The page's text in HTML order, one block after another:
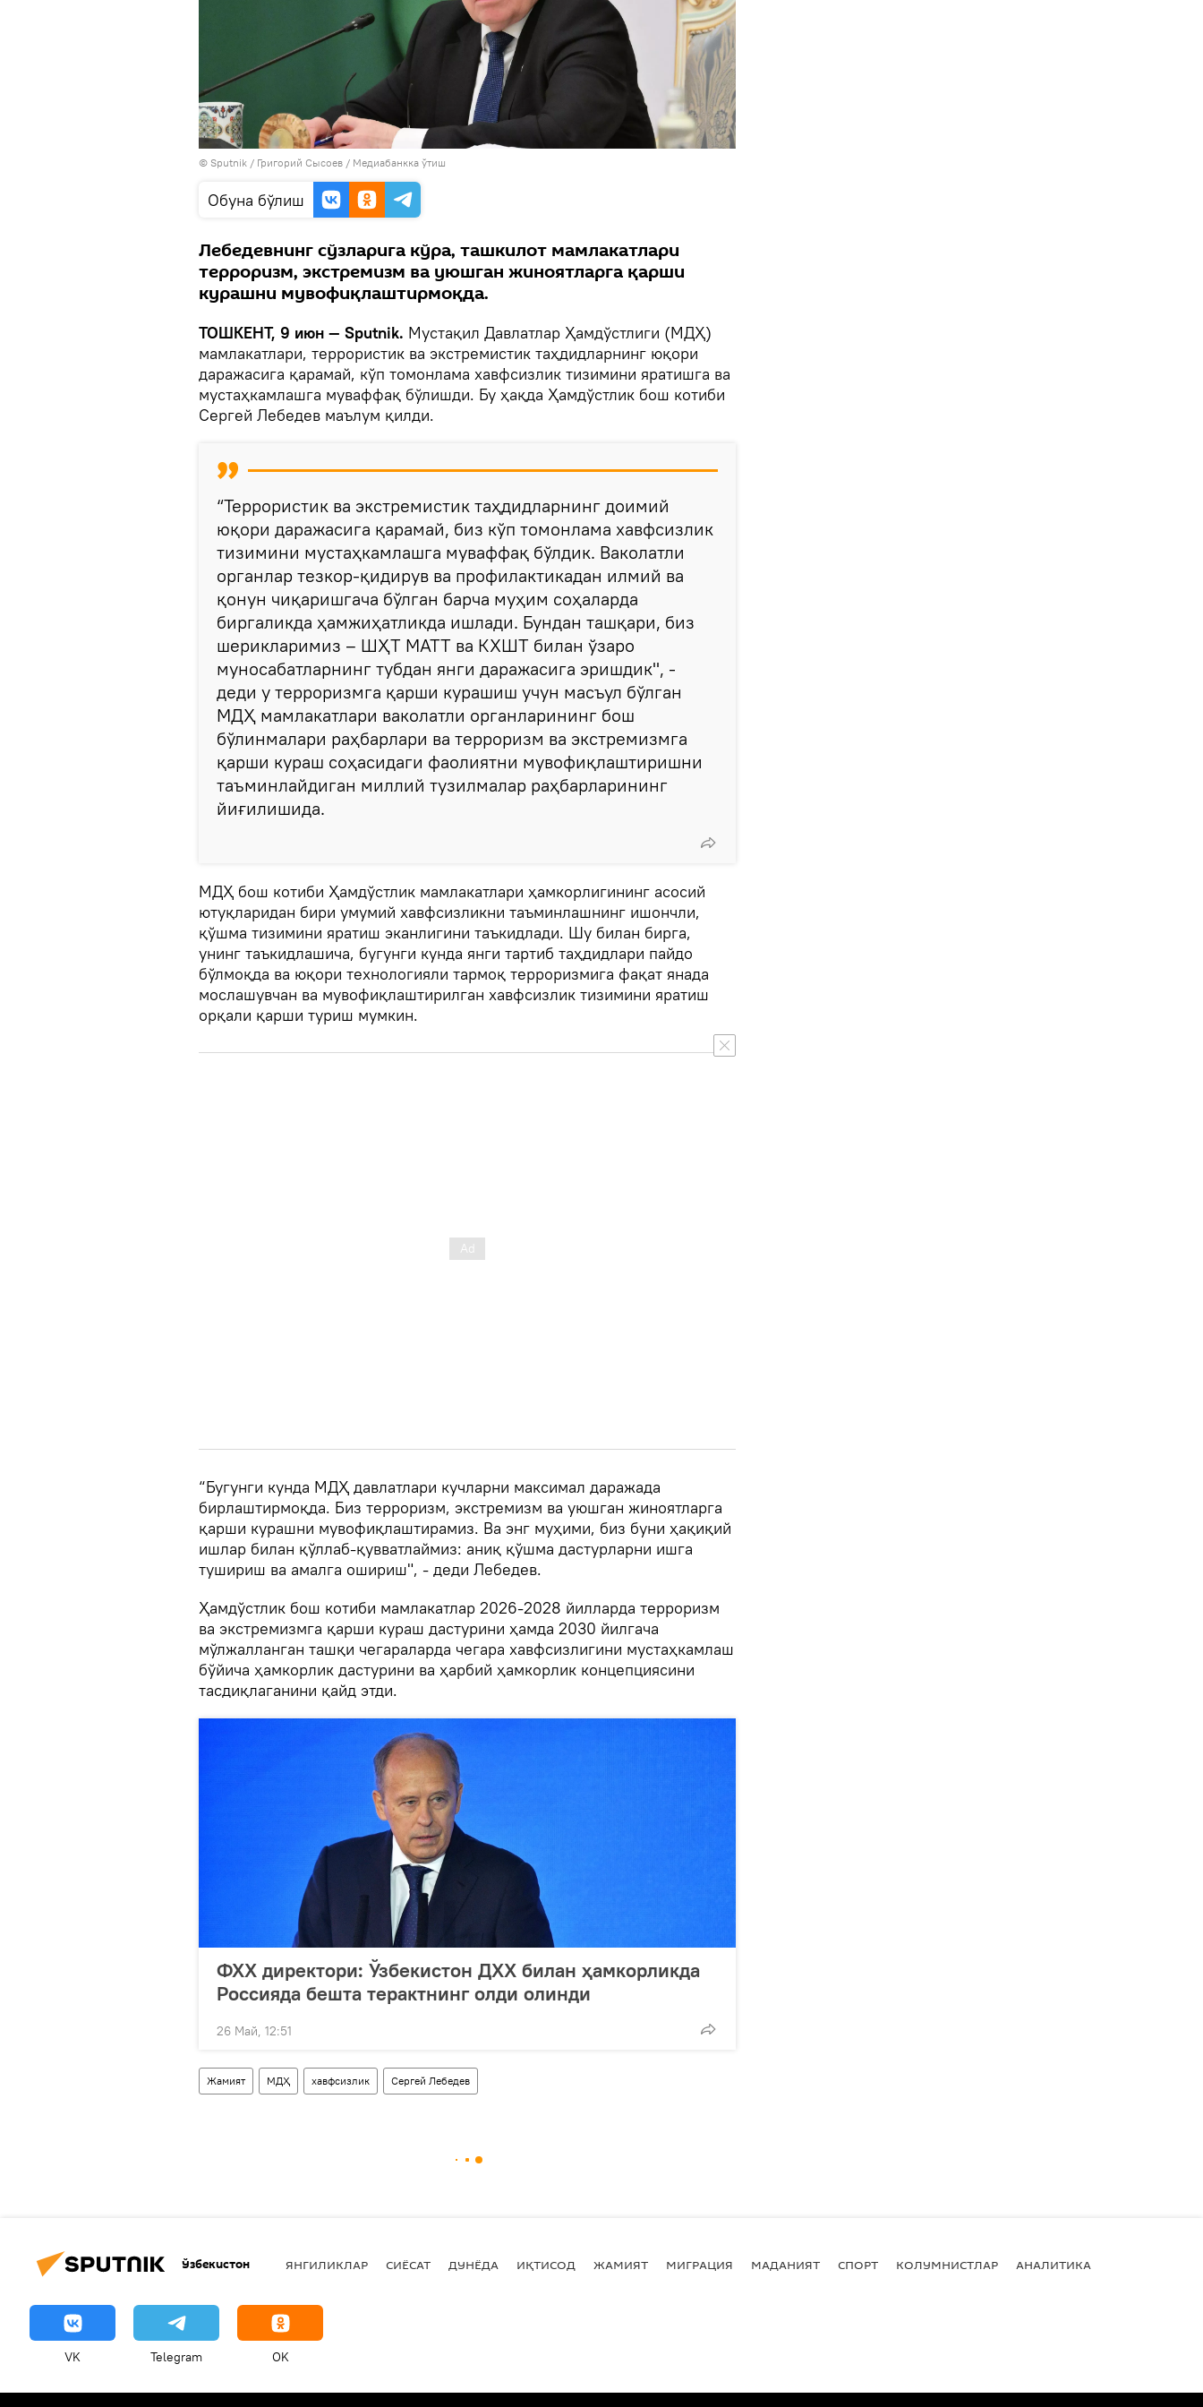
© Sputnik / Григорий Сысоев / Медиабанкка ўтиш
Oбуна бўлиш
Лебедевнинг сўзларига кўра, ташкилот мамлакатлари
терроризм, экстремизм ва уюшган жиноятларга қарши
курашни мувофиқлаштирмоқда.
ТОШКЕНТ, 9 июн — Sputnik. Мустақил Давлатлар Ҳамдўстлиги (МДҲ)
мамлакатлари, террористик ва экстремистик таҳдидларнинг юқори
даражасига қарамай, кўп томонлама хавфсизлик тизимини яратишга ва
мустаҳкамлашга муваффақ бўлишди. Бу ҳақда Ҳамдўстлик бош котиби
Сергей Лебедев маълум қилди.
“Террористик ва экстремистик таҳдидларнинг доимий
юқори даражасига қарамай, биз кўп томонлама хавфсизлик
тизимини мустаҳкамлашга муваффақ бўлдик. Ваколатли
органлар тезкор-қидирув ва профилактикадан илмий ва
қонун чиқаришгача бўлган барча муҳим соҳаларда
биргаликда ҳамжиҳатликда ишлади. Бундан ташқари, биз
шерикларимиз – ШҲТ МАТТ ва КХШТ билан ўзаро
муносабатларнинг тубдан янги даражасига эришдик", -
деди у терроризмга қарши курашиш учун масъул бўлган
МДҲ мамлакатлари ваколатли органларининг бош
бўлинмалари раҳбарлари ва терроризм ва экстремизмга
қарши кураш соҳасидаги фаолиятни мувофиқлаштиришни
таъминлайдиган миллий тузилмалар раҳбарларининг
йиғилишида.
МДҲ бош котиби Ҳамдўстлик мамлакатлари ҳамкорлигининг асосий
ютуқларидан бири умумий хавфсизликни таъминлашнинг ишончли,
қўшма тизимини яратиш эканлигини таъкидлади. Шу билан бирга,
унинг таъкидлашича, бугунги кунда янги тартиб таҳдидлари пайдо
бўлмоқда ва юқори технологияли тармоқ терроризмига фақат янада
мослашувчан ва мувофиқлаштирилган хавфсизлик тизимини яратиш
орқали қарши туриш мумкин.
“Бугунги кунда МДҲ давлатлари кучларни максимал даражада
бирлаштирмоқда. Биз терроризм, экстремизм ва уюшган жиноятларга
қарши курашни мувофиқлаштирамиз. Ва энг муҳими, биз буни ҳақиқий
ишлар билан қўллаб-қувватлаймиз: аниқ қўшма дастурларни ишга
тушириш ва амалга ошириш", - деди Лебедев.
Ҳамдўстлик бош котиби мамлакатлар 2026-2028 йилларда терроризм
ва экстремизмга қарши кураш дастурини ҳамда 2030 йилгача
мўлжалланган ташқи чегараларда чегара хавфсизлигини мустаҳкамлаш
бўйича ҳамкорлик дастурини ва ҳарбий ҳамкорлик концепциясини
тасдиқлаганини қайд этди.
ФХХ директори: Ўзбекистон ДХХ билан ҳамкорликда
Россияда бешта терактнинг олди олинди
26 Май, 12:51
Жамият МДҲ хавфсизлик Сергей Лебедев
Ўзбекистон ЯНГИЛИКЛАР СИЁСАТ ДУНЁДА ИҚТИСОД ЖАМИЯТ МИГРАЦИЯ МАДАНИЯТ СПОРТ КОЛУМНИСТЛАР АНАЛИТИКА
VK Telegram OK